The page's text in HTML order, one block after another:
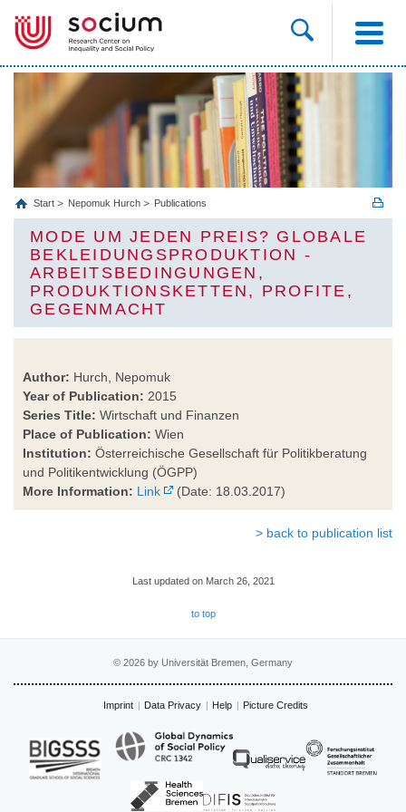
Start Nepomuk Hurch Publications
MODE UM JEDEN PREIS? GLOBALE
BEKLEIDUNGSPRODUKTION -
ARBEITSBEDINGUNGEN,
PRODUKTIONSKETTEN, PROFITE,
GEGENMACHT
Author: Hurch, Nepomuk
Year of Publication: 2015
Series Title: Wirtschaft und Finanzen
Place of Publication: Wien
Institution: Österreichische Gesellschaft für Politikberatung
und Politikentwicklung (ÖGPP)
More Information: Link (Date: 18.03.2017)
> back to publication list
Last updated on March 26, 2021
to top
© 2026 by Universität Bremen, Germany
Imprint Data Privacy Help Picture Credits